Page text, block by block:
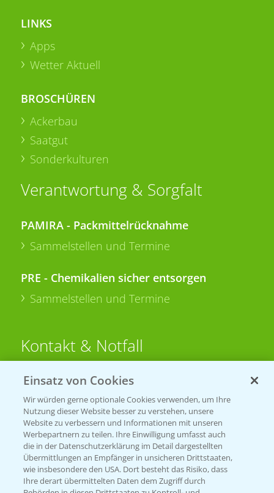
LINKS
Apps
Wetter Aktuell
BROSCHÜREN
Ackerbau
Saatgut
Sonderkulturen
Verantwortung & Sorgfalt
PAMIRA - Packmittelrücknahme
Sammelstellen und Termine
PRE - Chemikalien sicher entsorgen
Sammelstellen und Termine
Kontakt & Notfall
Beratung auf WhatsApp
T.+49 (0)174 346 564 1
KONTAKT
Hilfe in Notfällen
T.+49 (0)214/30-20220
Einsatz von Cookies
Wir würden gerne optionale Cookies verwenden, um Ihre
Nutzung dieser Website besser zu verstehen, unsere
Website zu verbessern und Informationen mit unseren
Werbepartnern zu teilen. Ihre Einwilligung umfasst auch
die in der Datenschutzerklärung im Detail dargestellten
Übermittlungen an Empfänger in unsicheren Drittstaaten,
wie insbesondere den USA. Dort besteht das Risiko, dass
Ihre derart übermittelten Daten dem Zugriff durch